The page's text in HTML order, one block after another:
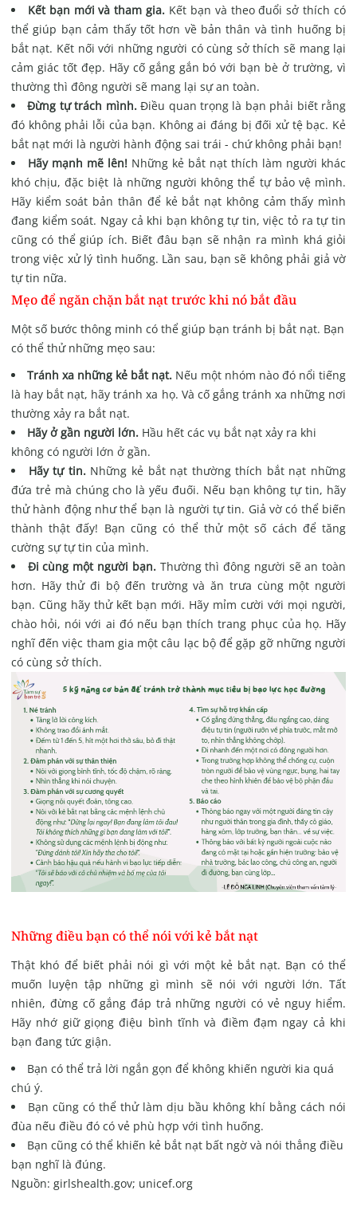
Kết bạn mới và tham gia. Kết bạn và theo đuổi sở thích có
thể giúp bạn cảm thấy tốt hơn về bản thân và tình huống bị
bắt nạt. Kết nối với những người có cùng sở thích sẽ mang lại
cảm giác tốt đẹp. Hãy cố gắng gắn bó với bạn bè ở trường, vì
thường thì đông người sẽ mang lại sự an toàn.
Đừng tự trách mình.Điều quan trọng là bạn phải biết rằng
đó không phải lỗi của bạn. Không ai đáng bị đối xử tệ bạc. Kẻ
bắt nạt mới là người hành động sai trái - chứ không phải bạn!
Hãy mạnh mẽ lên! Những kẻ bắt nạt thích làm người khác
khó chịu, đặc biệt là những người không thể tự bảo vệ mình.
Hãy kiểm soát bản thân để kẻ bắt nạt không cảm thấy mình
đang kiểm soát. Ngay cả khi bạn không tự tin, việc tỏ ra tự tin
cũng có thể giúp ích. Biết đâu bạn sẽ nhận ra mình khá giỏi
trong việc xử lý tình huống. Lần sau, bạn sẽ không phải giả vờ
tự tin nữa.
Mẹo để ngăn chặn bắt nạt trước khi nó bắt đầu
Một số bước thông minh có thể giúp bạn tránh bị bắt nạt. Bạn
có thể thử những mẹo sau:
Tránh xa những kẻ bắt nạt. Nếu một nhóm nào đó nổi tiếng
là hay bắt nạt, hãy tránh xa họ. Và cố gắng tránh xa những nơi
thường xảy ra bắt nạt.
Hãy ở gần người lớn.Hầu hết các vụ bắt nạt xảy ra khi
không có người lớn ở gần.
Hãy tự tin.Những kẻ bắt nạt thường thích bắt nạt những
đứa trẻ mà chúng cho là yếu đuối. Nếu bạn không tự tin, hãy
thử hành động như thể bạn là người tự tin. Giả vờ có thể biến
thành thật đấy! Bạn cũng có thể thử một số cách để tăng
cường sự tự tin của mình.
Đi cùng một người bạn.Thường thì đông người sẽ an toàn
hơn. Hãy thử đi bộ đến trường và ăn trưa cùng một người
bạn. Cũng hãy thử kết bạn mới. Hãy mỉm cười với mọi người,
chào hỏi, nói với ai đó nếu bạn thích trang phục của họ. Hãy
nghĩ đến việc tham gia một câu lạc bộ để gặp gỡ những người
có cùng sở thích.
Những điều bạn có thể nói với kẻ bắt nạt
Thật khó để biết phải nói gì với một kẻ bắt nạt. Bạn có thể
muốn luyện tập những gì mình sẽ nói với người lớn. Tất
nhiên, đừng cố gắng đáp trả những người có vẻ nguy hiểm.
Hãy nhớ giữ giọng điệu bình tĩnh và điềm đạm ngay cả khi
bạn đang tức giận.
Bạn có thể trả lời ngắn gọn để không khiến người kia quá
chú ý.
Bạn cũng có thể thử làm dịu bầu không khí bằng cách nói
đùa nếu điều đó có vẻ phù hợp với tình huống.
Bạn cũng có thể khiến kẻ bắt nạt bất ngờ và nói thẳng điều
bạn nghĩ là đúng.
Nguồn: girlshealth.gov; unicef.org